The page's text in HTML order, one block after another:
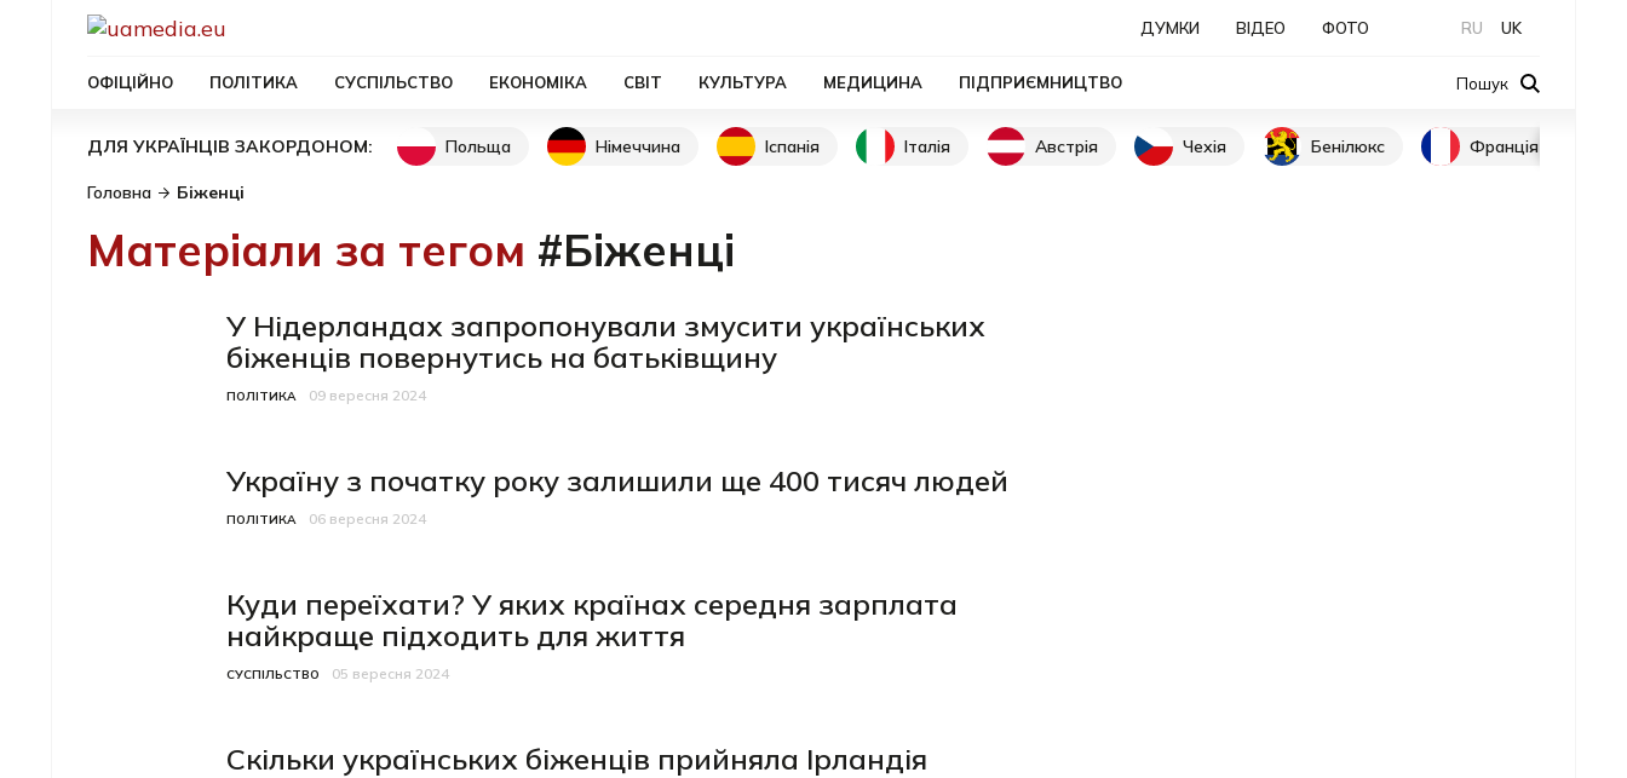
ДУМКИ ВІДЕО ФОТО
ОФІЦІЙНО ПОЛІТИКА СУСПІЛЬСТВО ЕКОНОМІКА СВІТ КУЛЬТУРА МЕДИЦИНА ПІДПРИЄМНИЦТВО
RU UK
Пошук
ДЛЯ УКРАЇНЦІВ ЗАКОРДОНОМ: Польща Німеччина Іспанія Італія Австрія Чехія Бенілюкс Франція
Головна Біженці
Матеріали за тегом #Біженці
У Нідерландах запропонували змусити українських
біженців повернутись на батьківщину
Категорія
ПОЛІТИКА
Дата публікації
09 вересня 2024
Україну з початку року залишили ще 400 тисяч людей
Категорія
ПОЛІТИКА
Дата публікації
06 вересня 2024
Куди переїхати? У яких країнах середня зарплата
найкраще підходить для життя
Категорія
СУСПІЛЬСТВО
Дата публікації
05 вересня 2024
Скільки українських біженців прийняла Ірландія